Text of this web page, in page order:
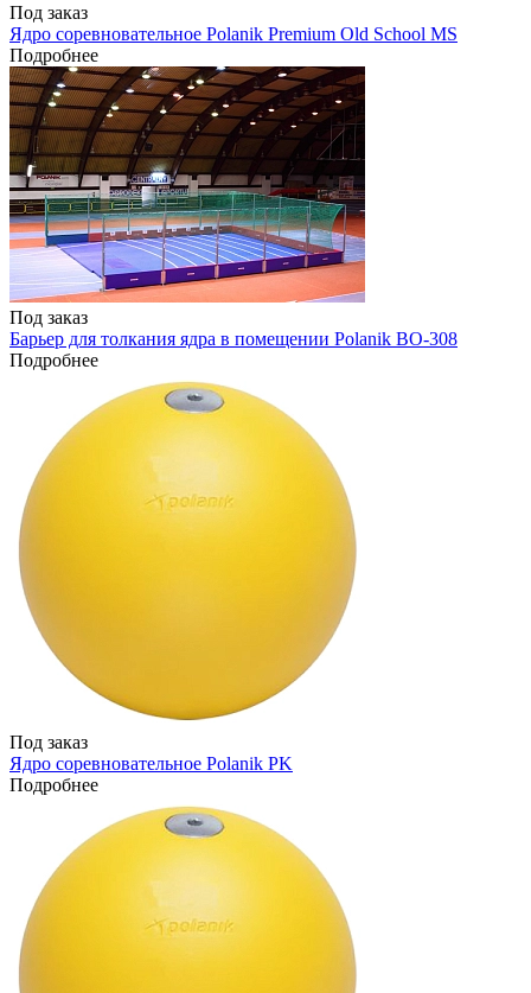
Под заказ
Ядро соревновательное Polanik Premium Old School MS
Подробнее
Под заказ
Барьер для толкания ядра в помещении Polanik BO-308
Подробнее
Под заказ
Ядро соревновательное Polanik PK
Подробнее